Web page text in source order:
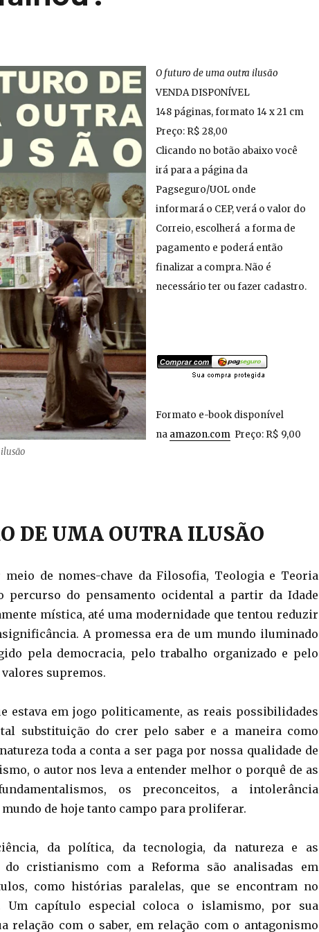
O futuro de uma outra ilusão
VENDA DISPONÍVEL
148 páginas, formato 14 x 21 cm
Preço: R$ 28,00
Clicando no botão abaixo você
irá para a página da
Pagseguro/UOL onde
informará o CEP, verá o valor do
Correio, escolherá a forma de
pagamento e poderá então
finalizar a compra. Não é
necessário ter ou fazer cadastro.
Formato e-book disponível
na amazon.comPreço: R$ 9,00
DE UMA OUTRA ILUSÃO
meio de nomes-chave da Filosofia, Teologia e Teoria
percurso do pensamento ocidental a partir da Idade
mística, até uma modernidade que tentou reduzir
A promessa era de um mundo iluminado
pela democracia, pelo trabalho organizado e pelo
supremos.
estava em jogo politicamente, as reais possibilidades
substituição do crer pelo saber e a maneira como
toda a conta a ser paga por nossa qualidade de
o autor nos leva a entender melhor o porquê de as
os preconceitos, a intolerância
de hoje tanto campo para proliferar.
da política, da tecnologia, da natureza e as
do cristianismo com a Reforma são analisadas em
como histórias paralelas, que se encontram no
Um capítulo especial coloca o islamismo, por sua
relação com o saber, em relação com o antagonismo